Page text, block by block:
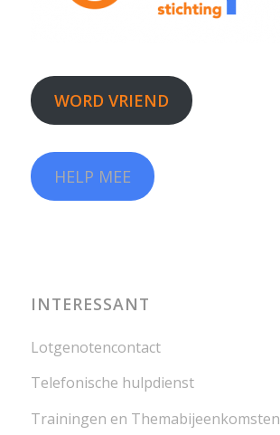
WORD VRIEND
HELP MEE
INTERESSANT
Lotgenotencontact
Telefonische hulpdienst
Trainingen en Themabijeenkomsten